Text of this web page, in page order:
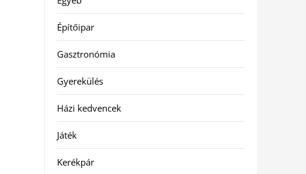
Építőipar
Gasztronómia
Gyerekülés
Házi kedvencek
Játék
Kerékpár